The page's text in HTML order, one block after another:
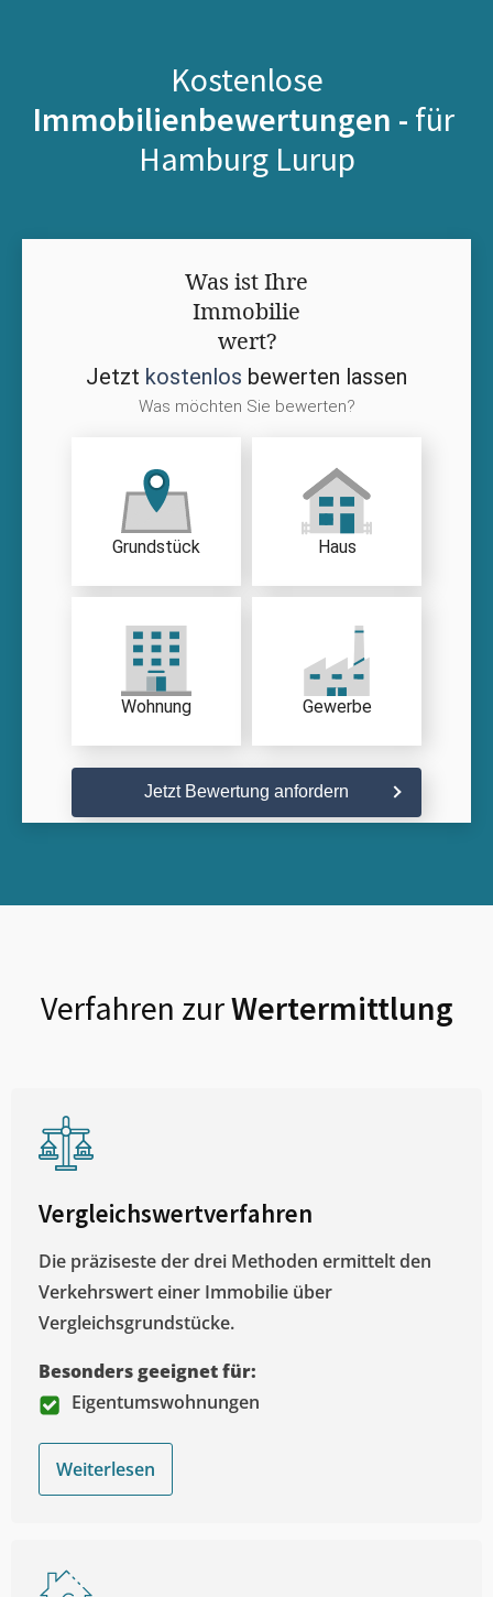
Kostenlose
Immobilienbewertungen - für
Hamburg Lurup
Was ist Ihre
Immobilie
wert?
Jetzt kostenlos bewerten lassen
Was möchten Sie bewerten?
Grundstück Haus
Wohnung Gewerbe
Jetzt Bewertung anfordern
Verfahren zurWertermittlung
Vergleichswertverfahren
Die präziseste der drei Methoden ermittelt den
Verkehrswert einer Immobilie über
Vergleichsgrundstücke.
Besonders geeignet für:
Eigentumswohnungen
Weiterlesen